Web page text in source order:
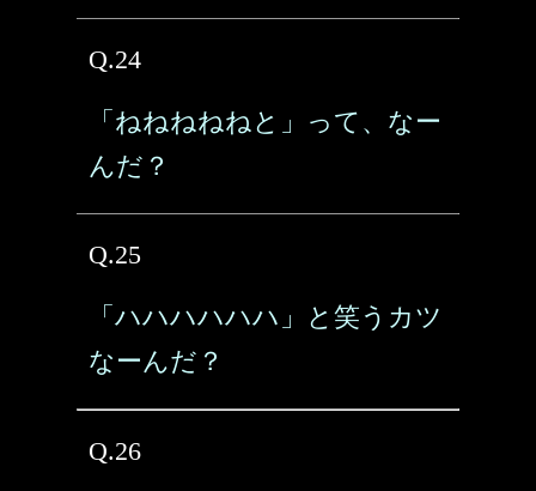
Q.24
「ねねねねねと」って、なー
んだ？
Q.25
「ハハハハハハ」と笑うカツ
なーんだ？
Q.26